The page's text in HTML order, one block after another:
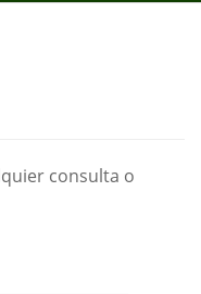
consulta o